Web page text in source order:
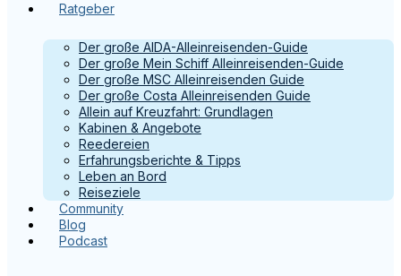
Ratgeber
Der große AIDA-Alleinreisenden-Guide
Der große Mein Schiff Alleinreisenden-Guide
Der große MSC Alleinreisenden Guide
Der große Costa Alleinreisenden Guide
Allein auf Kreuzfahrt: Grundlagen
Kabinen & Angebote
Reedereien
Erfahrungsberichte & Tipps
Leben an Bord
Reiseziele
Community
Blog
Podcast